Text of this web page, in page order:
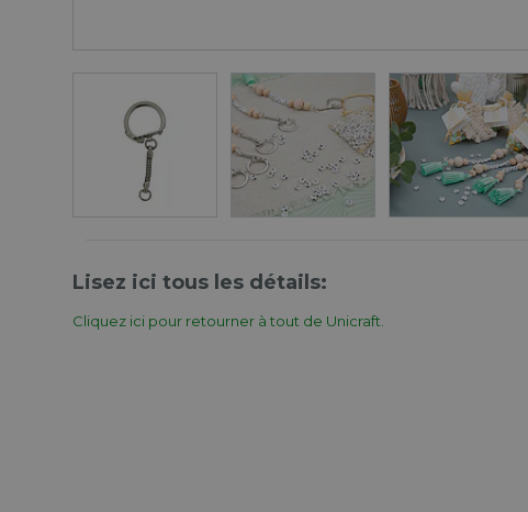
Lisez ici tous les détails:
Cliquez ici pour retourner à tout de Unicraft.